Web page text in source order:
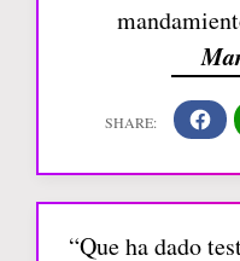
“Que ha dado